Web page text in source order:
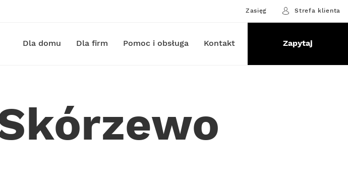
Zasięg Strefa klienta
Dla domu Dla firm Pomoc i obsługa Kontakt Zapytaj